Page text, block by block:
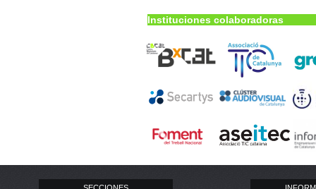
Instituciones colaboradoras